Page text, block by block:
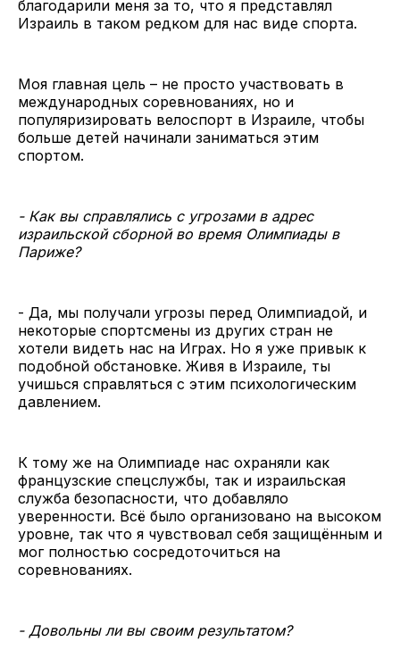
благодарили меня за то, что я представлял
Израиль в таком редком для нас виде спорта.
Моя главная цель – не просто участвовать в
международных соревнованиях, но и
популяризировать велоспорт в Израиле, чтобы
больше детей начинали заниматься этим
спортом.
- Как вы справлялись с угрозами в адрес
израильской сборной во время Олимпиады в
Париже?
- Да, мы получали угрозы перед Олимпиадой, и
некоторые спортсмены из других стран не
хотели видеть нас на Играх. Но я уже привык к
подобной обстановке. Живя в Израиле, ты
учишься справляться с этим психологическим
давлением.
К тому же на Олимпиаде нас охраняли как
французские спецслужбы, так и израильская
служба безопасности, что добавляло
уверенности. Всё было организовано на высоком
уровне, так что я чувствовал себя защищённым и
мог полностью сосредоточиться на
соревнованиях.
- Довольны ли вы своим результатом?